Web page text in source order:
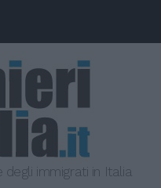
immigrati in Italia